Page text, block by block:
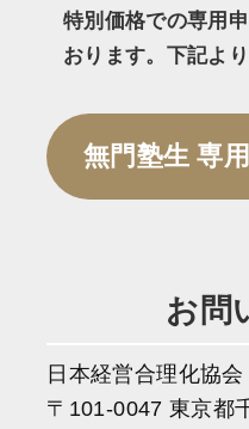
特別価格での専用
おります。下記よ
無門塾生 専
お問
日本経営合理化協
〒101-0047 東京都